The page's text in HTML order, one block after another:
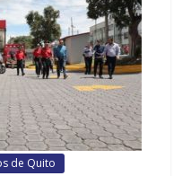
de Quito